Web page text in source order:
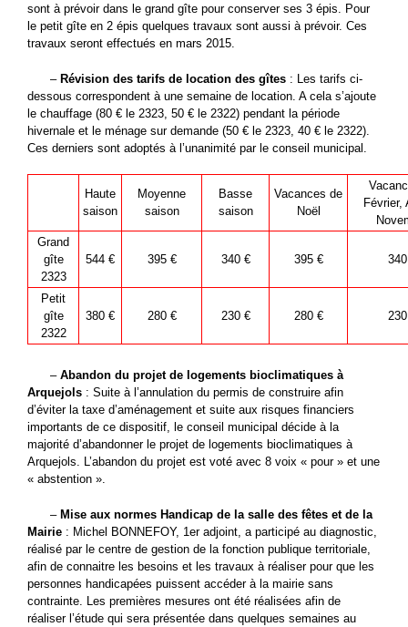
sont à prévoir dans le grand gîte pour conserver ses 3 épis. Pour
le petit gîte en 2 épis quelques travaux sont aussi à prévoir. Ces
travaux seront effectués en mars 2015.
– Révision des tarifs de location des gîtes : Les tarifs ci-
dessous correspondent à une semaine de location. A cela s’ajoute
le chauffage (80 € le 2323, 50 € le 2322) pendant la période
hivernale et le ménage sur demande (50 € le 2323, 40 € le 2322).
Ces derniers sont adoptés à l’unanimité par le conseil municipal.
Haute
saison
Moyenne
saison
Basse
saison
Vacances de
Noël
Février,
Grand
gîte
2323
544 € 395 € 340 € 395 €
Petit
gîte
2322
380 € 280 € 230 € 280 €
– Abandon du projet de logements bioclimatiques à
Arquejols : Suite à l’annulation du permis de construire afin
d’éviter la taxe d’aménagement et suite aux risques financiers
importants de ce dispositif, le conseil municipal décide à la
majorité d’abandonner le projet de logements bioclimatiques à
Arquejols. L’abandon du projet est voté avec 8 voix « pour » et une
« abstention ».
– Mise aux normes Handicap de la salle des fêtes et de la
Mairie : Michel BONNEFOY, 1er adjoint, a participé au diagnostic,
réalisé par le centre de gestion de la fonction publique territoriale,
afin de connaitre les besoins et les travaux à réaliser pour que les
personnes handicapées puissent accéder à la mairie sans
contrainte. Les premières mesures ont été réalisées afin de
réaliser l’étude qui sera présentée dans quelques semaines au